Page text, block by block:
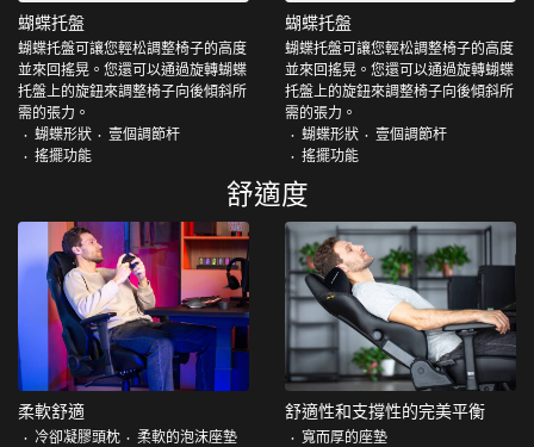
蝴蝶托盤
蝴蝶托盤可讓您輕松調整椅子的高度
並來回搖晃。您還可以通過旋轉蝴蝶
托盤上的旋鈕來調整椅子向後傾斜所
需的張力。
蝴蝶形狀
壹個調節杆
搖擺功能
蝴蝶托盤
蝴蝶托盤可讓您輕松調整椅子的高度
並來回搖晃。您還可以通過旋轉蝴蝶
托盤上的旋鈕來調整椅子向後傾斜所
需的張力。
蝴蝶形狀
壹個調節杆
搖擺功能
舒適度
柔軟舒適
冷卻凝膠頭枕
柔軟的泡沫座墊
舒適性和支撐性的完美平衡
寬而厚的座墊